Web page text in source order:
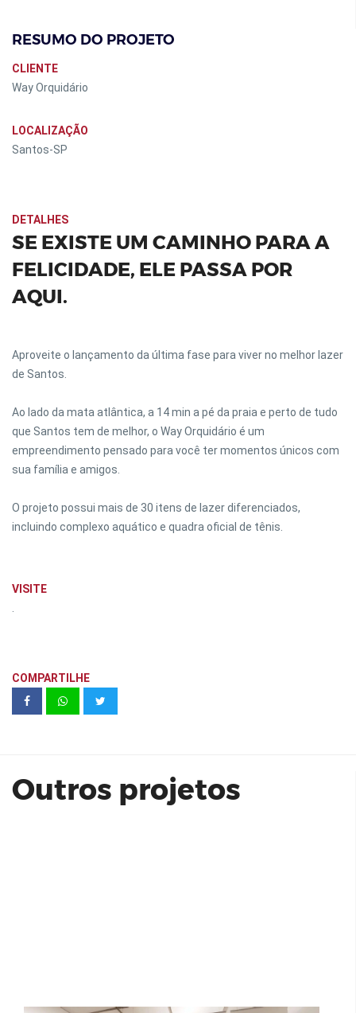
RESUMO DO PROJETO
CLIENTE
Way Orquidário
LOCALIZAÇÃO
Santos-SP
DETALHES
SE EXISTE UM CAMINHO PARA A
FELICIDADE, ELE PASSA POR
AQUI.
Aproveite o lançamento da última fase para viver no melhor lazer
de Santos.
Ao lado da mata atlântica, a 14 min a pé da praia e perto de tudo
que Santos tem de melhor, o Way Orquidário é um
empreendimento pensado para você ter momentos únicos com
sua família e amigos.
O projeto possui mais de 30 itens de lazer diferenciados,
incluindo complexo aquático e quadra oficial de tênis.
VISITE
COMPARTILHE
Outros projetos
Sinfonia Vila Mascote - Unidades 14 e